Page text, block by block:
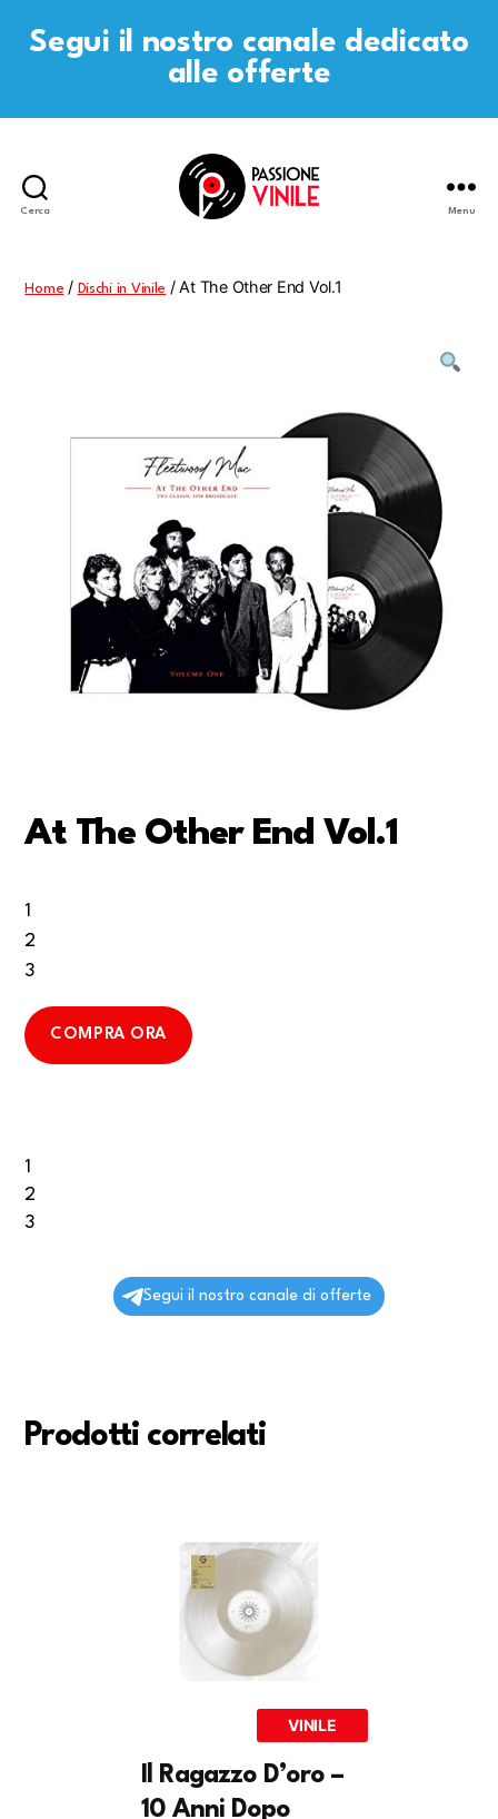
Segui il nostro canale dedicato
alle offerte
Cerca Menu
Home / Dischi in Vinile / At The Other End Vol.1
At The Other End Vol.1
1
2
3
COMPRA ORA
1
2
3
Segui il nostro canale di offerte
Prodotti correlati
VINILE
Il Ragazzo D’oro –
10 Anni Dopo